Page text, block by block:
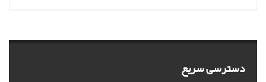
دسترسی سریع